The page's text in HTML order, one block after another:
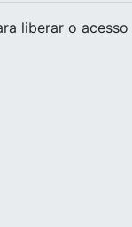
liberar o acesso